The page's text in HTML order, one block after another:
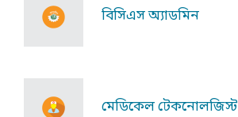
বিসিএস অ্যাডমিন
মেডিকেল টেকনোলজিস্ট